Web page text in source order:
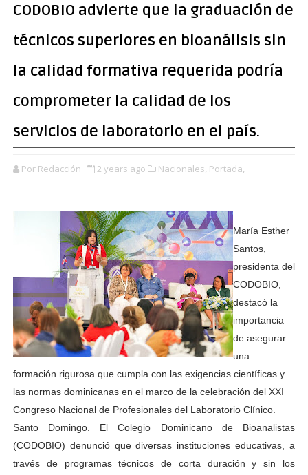
CODOBIO advierte que la graduación de
técnicos superiores en bioanálisis sin
la calidad formativa requerida podría
comprometer la calidad de los
servicios de laboratorio en el país.
Por Redacción 2 years ago Nacionales, Portada,
María Esther
Santos,
presidenta del
CODOBIO,
destacó la
importancia
de asegurar
una
formación rigurosa que cumpla con las exigencias científicas y
las normas dominicanas en el marco de la celebración del XXI
Congreso Nacional de Profesionales del Laboratorio Clínico.
Santo Domingo. El Colegio Dominicano de Bioanalistas
(CODOBIO) denunció que diversas instituciones educativas, a
través de programas técnicos de corta duración y sin los